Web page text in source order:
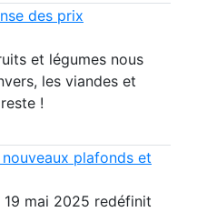
des prix
et légumes nous
les viandes et
!
plafonds et
mai 2025 redéfinit